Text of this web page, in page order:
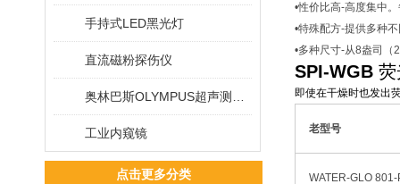
手持式LED黑光灯
直流磁粉探伤仪
工业内窥镜
点击更多分类
•性价比高-高度集中
•特殊配方-提供多种
•多种尺寸-从8盎司
SPI-WGB 荧
即使在干燥时也发出
老型号
WATER-GLO 801-